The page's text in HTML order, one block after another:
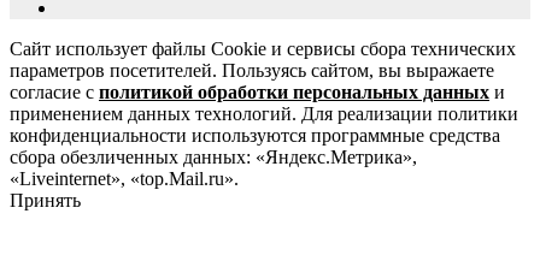
Сайт использует файлы Cookie и сервисы сбора технических
параметров посетителей. Пользуясь сайтом, вы выражаете
согласие с политикой обработки персональных данных и
применением данных технологий. Для реализации политики
конфиденциальности используются программные средства
сбора обезличенных данных: «Яндекс.Метрика»,
«Liveinternet», «top.Mail.ru».
Принять